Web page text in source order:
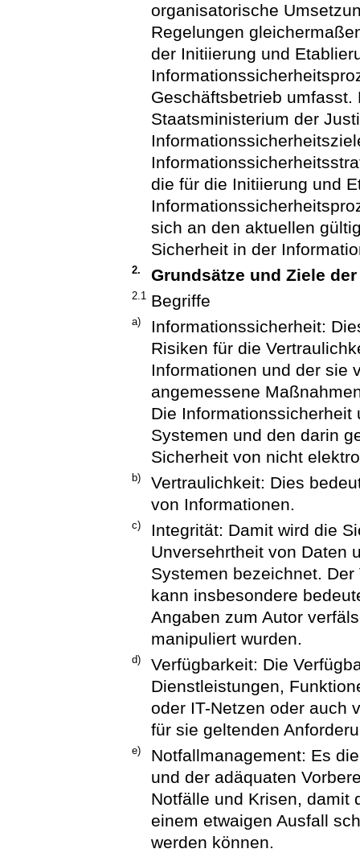
organisatorische
Regelungen
der Initiierung und
Geschäftsbetrieb
Staatsministerium der
die für die Initiierung und
sich an den aktuellen
Sicherheit in der
2. Grundsätze und Ziele
2.1 Begriffe
a)
Informationssicherheit:
Risiken für die
Informationen und der sie
angemessene
Die Informationssicherheit
Systemen und den darin
Sicherheit von nicht
b)
Vertraulichkeit: Dies
von Informationen.
c)
Integrität: Damit wird die
Unversehrtheit von Daten
Systemen bezeichnet.
kann insbesondere
Angaben zum Autor
manipuliert wurden.
d)
Verfügbarkeit: Die
Dienstleistungen,
oder IT-Netzen oder auch
für sie geltenden
e)
Notfallmanagement: Es
und der adäquaten
Notfälle und Krisen, damit
einem etwaigen Ausfall
werden können.